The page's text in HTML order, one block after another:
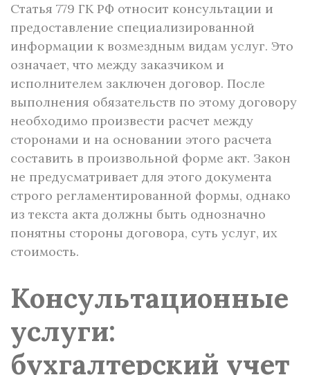
Статья 779 ГК РФ относит консультации и
предоставление специализированной
информации к возмездным видам услуг. Это
означает, что между заказчиком и
исполнителем заключен договор. После
выполнения обязательств по этому договору
необходимо произвести расчет между
сторонами и на основании этого расчета
составить в произвольной форме акт. Закон
не предусматривает для этого документа
строго регламентированной формы, однако
из текста акта должны быть однозначно
понятны стороны договора, суть услуг, их
стоимость.
Консультационные
услуги:
бухгалтерский учет